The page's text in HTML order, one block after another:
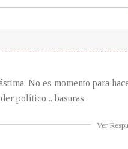
No es momento para
político .. basuras
Ver